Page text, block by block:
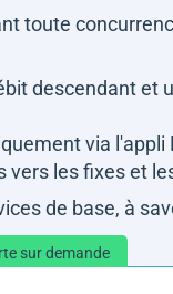
toute
descendant et
via l'appli
vers les fixes et
de base, à
sur demande